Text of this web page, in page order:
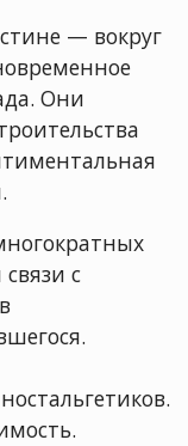
— вокруг
Они
с